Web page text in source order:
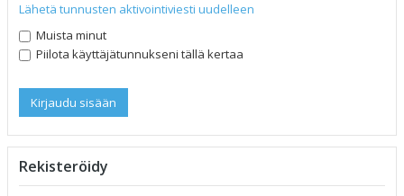
Lähetä tunnusten aktivointiviesti uudelleen
Muista minut
Piilota käyttäjätunnukseni tällä kertaa
Rekisteröidy